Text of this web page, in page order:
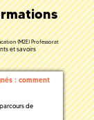
(M2E) Professorat
et savoirs
: comment
de